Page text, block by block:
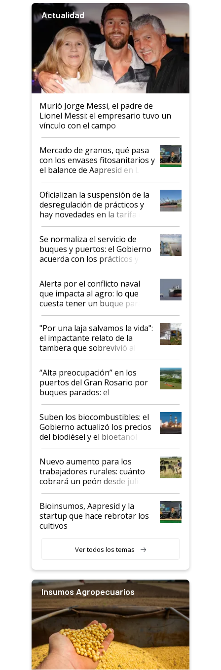
Actualidad
Murió Jorge Messi, el padre de
Lionel Messi: el empresario tuvo un
vínculo con el campo
Mercado de granos, qué pasa
con los envases fitosanitarios y
el balance de Aapresid en La
Posta
Oficializan la suspensión de la
desregulación de prácticos y
hay novedades en la tarifa de
la hidrovía
Se normaliza el servicio de
buques y puertos: el Gobierno
acuerda con los prácticos y
suspende el decreto de
desregulación
Alerta por el conflicto naval
que impacta al agro: lo que
cuesta tener un buque parado
y el peligro de que Argentina
pase a ser "país sucio"
"Por una laja salvamos la vida":
el impactante relato de la
tambera que sobrevivió al
tornado
“Alta preocupación” en los
puertos del Gran Rosario por
buques parados: el
funcionamiento de las
exportadoras en tensión tras
la medida de fuerza de los
prácticos
Suben los biocombustibles: el
Gobierno actualizó los precios
del biodiésel y el bioetanol
Nuevo aumento para los
trabajadores rurales: cuánto
cobrará un peón desde julio
Bioinsumos, Aapresid y la
startup que hace rebrotar los
cultivos
Ver todos los temas
Insumos Agropecuarios